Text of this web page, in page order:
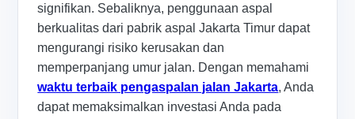
signifikan. Sebaliknya, penggunaan aspal
berkualitas dari pabrik aspal Jakarta Timur dapat
mengurangi risiko kerusakan dan
memperpanjang umur jalan. Dengan memahami
waktu terbaik pengaspalan jalan Jakarta, Anda
dapat memaksimalkan investasi Anda pada